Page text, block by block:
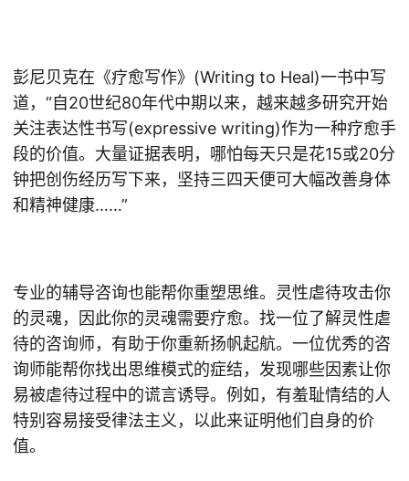
彭尼贝克在《疗愈写作》(Writing to Heal)一书中写
道，“自20世纪80年代中期以来，越来越多研究开始
关注表达性书写(expressive writing)作为一种疗愈手
段的价值。大量证据表明，哪怕每天只是花15或20分
钟把创伤经历写下来，坚持三四天便可大幅改善身体
和精神健康……”
专业的辅导咨询也能帮你重塑思维。灵性虐待攻击你
的灵魂，因此你的灵魂需要疗愈。找一位了解灵性虐
待的咨询师，有助于你重新扬帆起航。一位优秀的咨
询师能帮你找出思维模式的症结，发现哪些因素让你
易被虐待过程中的谎言诱导。例如，有羞耻情结的人
特别容易接受律法主义，以此来证明他们自身的价
值。